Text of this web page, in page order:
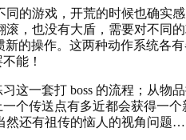
的游戏，开荒的时候也确实
，也没有大盾，需要对不同
的操作。这两种动作系统各
能！
这一套打 boss 的流程；从物
个传送点有多近都会获得一
然还有祖传的恼人的视角问题